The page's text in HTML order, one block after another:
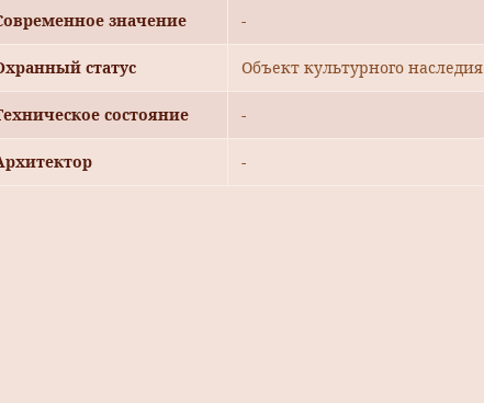
значение -
статус Объект культурного наследия
состояние -
-